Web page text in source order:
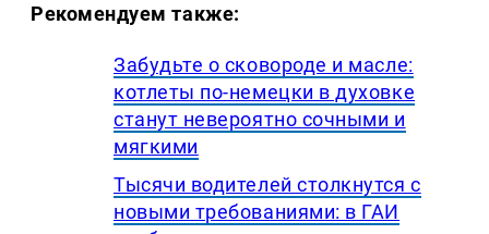
Рекомендуем также:
Забудьте о сковороде и масле:
котлеты по-немецки в духовке
станут невероятно сочными и
мягкими
Тысячи водителей столкнутся с
новыми требованиями: в ГАИ